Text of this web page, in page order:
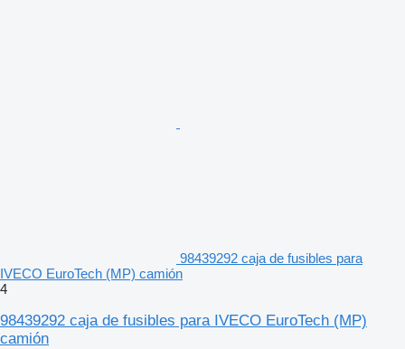
98439292 caja de fusibles para
IVECO EuroTech (MP) camión
4
98439292 caja de fusibles para IVECO EuroTech (MP)
camión